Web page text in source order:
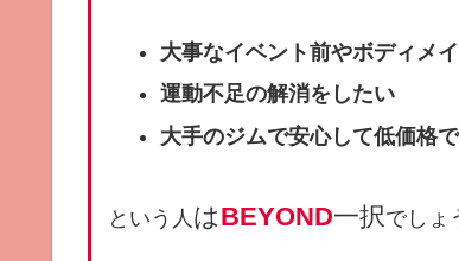
大事なイベント前やボディメ
運動不足の解消をしたい
大手のジムで安心して低価格
という人 はBEYOND一択でしょ